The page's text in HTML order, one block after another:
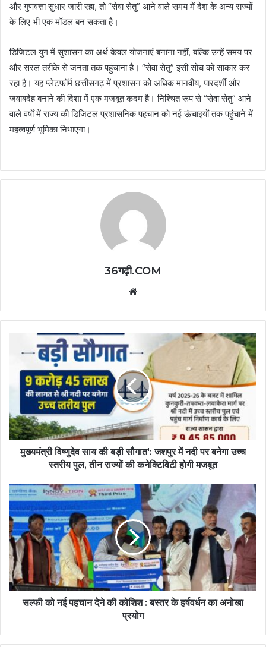
और गुणवत्ता सुधार जारी रहा, तो “सेवा सेतु” आने वाले समय में देश के अन्य राज्यों
के लिए भी एक मॉडल बन सकता है।
डिजिटल युग में सुशासन का अर्थ केवल योजनाएं बनाना नहीं, बल्कि उन्हें समय पर
और सरल तरीके से जनता तक पहुंचाना है। “सेवा सेतु” इसी सोच को साकार कर
रहा है। यह प्लेटफॉर्म छत्तीसगढ़ में प्रशासन को अधिक मानवीय, पारदर्शी और
जवाबदेह बनाने की दिशा में एक मजबूत कदम है। निश्चित रूप से “सेवा सेतु” आने
वाले वर्षों में राज्य की डिजिटल प्रशासनिक पहचान को नई ऊंचाइयों तक पहुंचाने में
महत्वपूर्ण भूमिका निभाएगा।
36गढ़ी.COM
मुख्यमंत्री विष्णुदेव साय की बड़ी सौगात': जशपुर में नदी पर बनेगा उच्च
स्तरीय पुल, तीन राज्यों की कनेक्टिविटी होगी मजबूत
सल्फी को नई पहचान देने की कोशिश : बस्तर के हर्षवर्धन का अनोखा
प्रयोग